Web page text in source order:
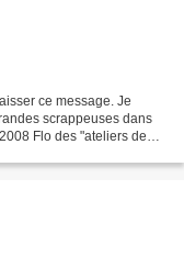
ce message. Je
scrappeuses dans
Flo des "ateliers de